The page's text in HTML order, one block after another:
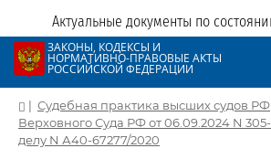
Актуальные документы по
ЗАКОНЫ, КОДЕКСЫ И
НОРМАТИВНО-ПРАВОВЫЕ АКТЫ
РОССИЙСКОЙ ФЕДЕРАЦИИ
| Судебная практика высших судов РФ
Верховного Суда РФ от 06.09.2024 N
делу N А40-67277/2020